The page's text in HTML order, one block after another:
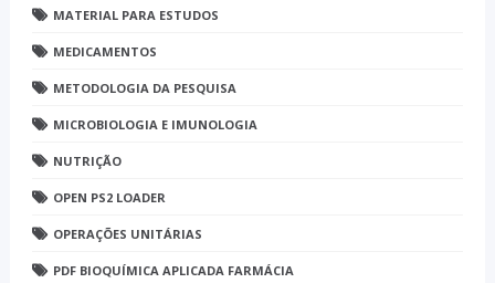
MATERIAL PARA ESTUDOS
MEDICAMENTOS
METODOLOGIA DA PESQUISA
MICROBIOLOGIA E IMUNOLOGIA
NUTRIÇÃO
OPEN PS2 LOADER
OPERAÇÕES UNITÁRIAS
PDF BIOQUÍMICA APLICADA FARMÁCIA